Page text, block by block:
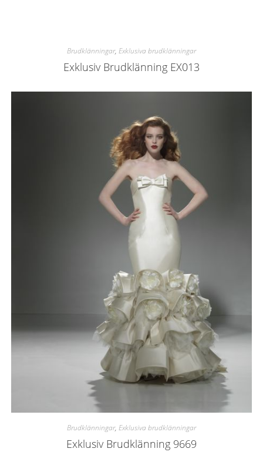
Brudklänningar, Exklusiva brudklänningar
Exklusiv Brudklänning EX013
Brudklänningar, Exklusiva brudklänningar
Exklusiv Brudklänning 9669